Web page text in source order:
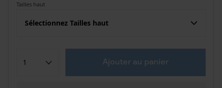
Tailles haut
Sélectionnez Tailles haut
Ajouter au panier